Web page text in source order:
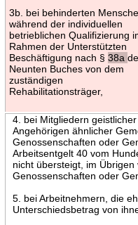
3b. bei behinderten
während der individuellen
betrieblichen Qualifizierung
Rahmen der Unterstützten
Beschäftigung nach § 38a
Neunten Buches von dem
zuständigen
Rehabilitationsträger,
4. bei Mitgliedern
Angehörigen ähnlicher
Genossenschaften oder
Arbeitsentgelt 40 vom
nicht übersteigt, im
Genossenschaften oder
5. bei Arbeitnehmern, die
Unterschiedsbetrag von